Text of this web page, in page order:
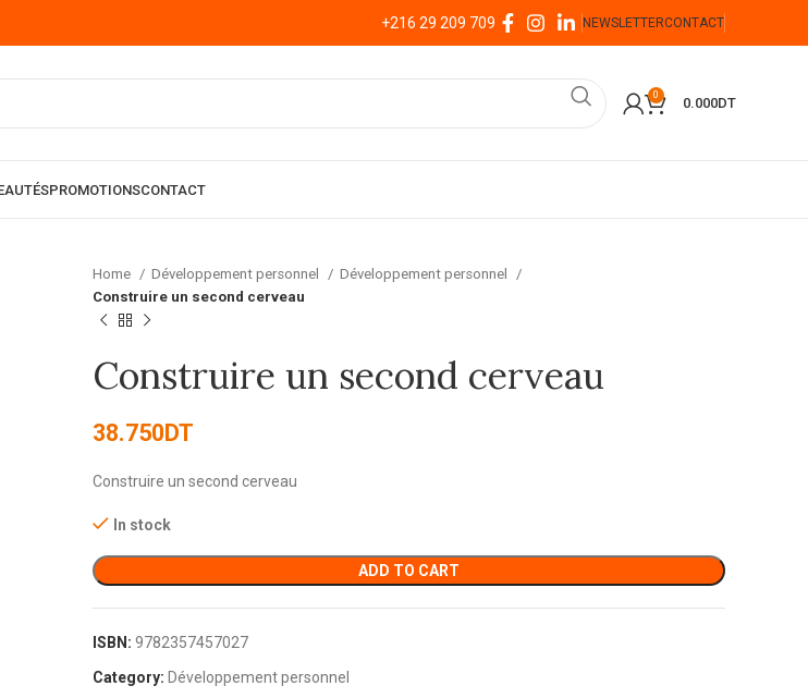
+216 29 209 709 NEWSLETTERCONTACT
0
0.000DT
PROMOTIONSCONTACT
Home Développement personnel
Développement personnel
Construire un second cerveau
Construire un second cerveau
38.750DT
Construire un second cerveau
In stock
ADD TO CART
ISBN: 9782357457027
Category: Développement personnel